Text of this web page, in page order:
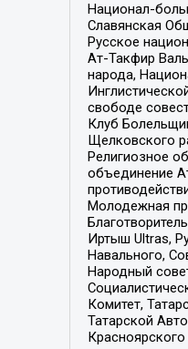
Национал-
Славянская
Русское
Ат-Такфир
народа,
свободе
Клуб
Щелковского
Религиозное
объединение
Молодежная
Иртыш Ultras,
Навального,
Народный
Комитет,
Татарской